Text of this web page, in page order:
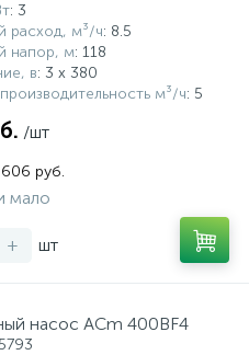
: 3
расход, м³/ч: 8.5
напор, м: 118
в: 3 х 380
м³/ч: 5
/шт
руб.
мало
+ шт
насос ACm 400BF4